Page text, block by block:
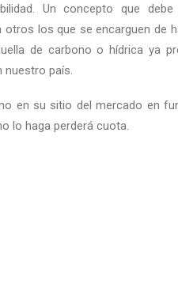
Un concepto que
los que se encarguen de
de carbono o hídrica ya
nuestro país.
en su sitio del mercado en
lo haga perderá cuota.